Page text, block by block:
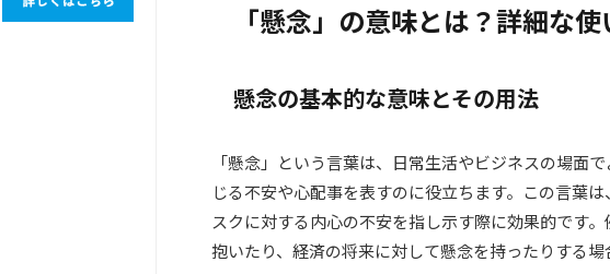
「懸念」の意味とは？詳細な
懸念の基本的な意味とその用法
「懸念」という言葉は、日常生活やビジネスの場面
じる不安や心配事を表すのに役立ちます。この言葉
スクに対する内心の不安を指し示す際に効果的です
抱いたり、経済の将来に対して懸念を持ったりする場